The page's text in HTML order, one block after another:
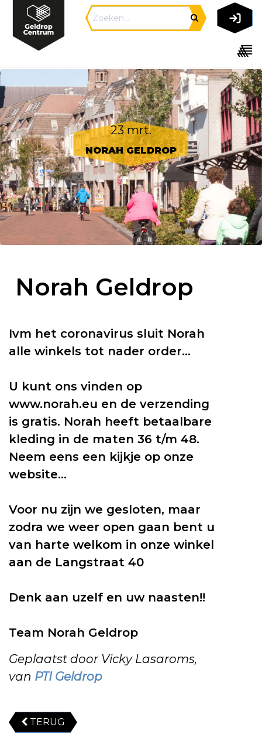
23 mrt.
NORAH GELDROP
Norah Geldrop
Ivm het coronavirus sluit Norah
alle winkels tot nader order...
U kunt ons vinden op
www.norah.eu en de verzending
is gratis. Norah heeft betaalbare
kleding in de maten 36 t/m 48.
Neem eens een kijkje op onze
website...
Voor nu zijn we gesloten, maar
zodra we weer open gaan bent u
van harte welkom in onze winkel
aan de Langstraat 40
Denk aan uzelf en uw naasten!!
Team Norah Geldrop
Geplaatst door Vicky Lasaroms,
van PTI Geldrop
TERUG